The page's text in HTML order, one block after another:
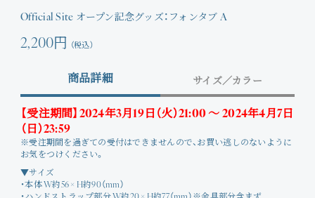
Official Site オープン記念グッズ：フォンタブ A
2,200円 （税込）
商品詳細 サイズ／カラー
【受注期間】2024年3月19日（火）21:00 〜 2024年4月7日
（日）23:59
※受注期間を過ぎての受付はできませんので、お買い逃しのないように
お気をつけください。
▼サイズ
・本体 W約56 × H約90（mm）